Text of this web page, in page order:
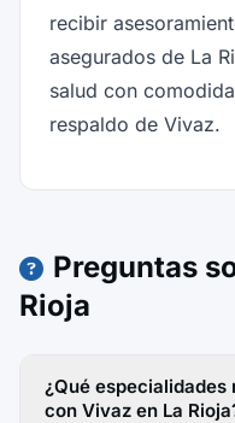
recibir
asegurados de La
salud con
respaldo de Vivaz.
Preguntas
Rioja
¿Qué
con Vivaz en La